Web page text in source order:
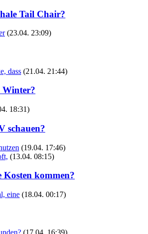
Tail Chair?
(23.04. 23:09)
dass (21.04. 21:44)
Winter?
18:31)
schauen?
(19.04. 17:46)
(13.04. 08:15)
Kosten kommen?
eine (18.04. 00:17)